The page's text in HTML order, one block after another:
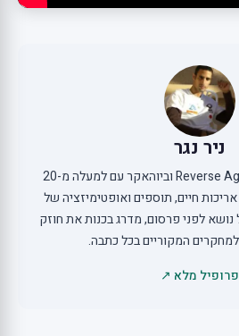
ניר נגר
ניר נגר, מייסד ועורך Reverse Aging וביוהאקר עם למעלה מ-20
חיים, תוספים ואופטימיזציה של
לפני פרסום, מדרג בכנות את חוזק
המקוריים בכל כתבה.
פרופיל מלא ↗